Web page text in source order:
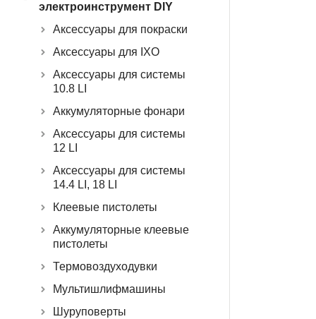
электроинструмент DIY
Аксессуары для покраски
Аксессуары для IXO
Аксессуары для системы
10.8 LI
Аккумуляторные фонари
Аксессуары для системы
12 LI
Аксессуары для системы
14.4 LI, 18 LI
Клеевые пистолеты
Аккумуляторные клеевые
пистолеты
Термовоздуходувки
Мультишлифмашины
Шуруповерты